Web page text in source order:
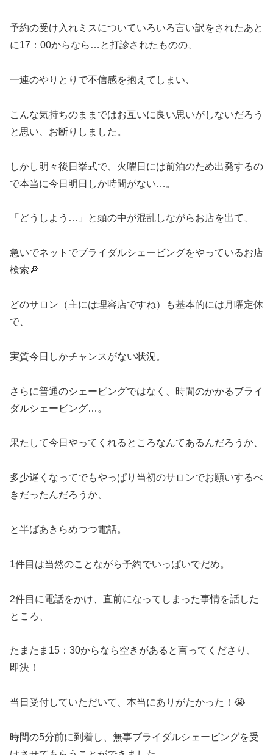
予約の受け入れミスについていろいろ言い訳をされたあと
に17：00からなら…と打診されたものの、
一連のやりとりで不信感を抱えてしまい、
こんな気持ちのままではお互いに良い思いがしないだろう
と思い、お断りしました。
しかし明々後日挙式で、火曜日には前泊のため出発するの
で本当に今日明日しか時間がない…。
「どうしよう…」と頭の中が混乱しながらお店を出て、
急いでネットでブライダルシェービングをやっているお店
検索🔎
どのサロン（主には理容店ですね）も基本的には月曜定休
で、
実質今日しかチャンスがない状況。
さらに普通のシェービングではなく、時間のかかるブライ
ダルシェービング…。
果たして今日やってくれるところなんてあるんだろうか、
多少遅くなってでもやっぱり当初のサロンでお願いするべ
きだったんだろうか、
と半ばあきらめつつ電話。
1件目は当然のことながら予約でいっぱいでだめ。
2件目に電話をかけ、直前になってしまった事情を話した
ところ、
たまたま15：30からなら空きがあると言ってくださり、
即決！
当日受付していただいて、本当にありがたかった！😭
時間の5分前に到着し、無事ブライダルシェービングを受